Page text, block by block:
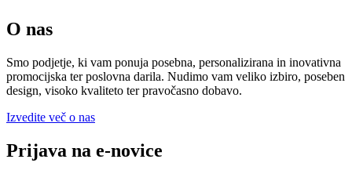
O nas
Smo podjetje, ki vam ponuja posebna, personalizirana in inovativna
promocijska ter poslovna darila. Nudimo vam veliko izbiro, poseben
design, visoko kvaliteto ter pravočasno dobavo.
Izvedite več o nas
Prijava na e-novice